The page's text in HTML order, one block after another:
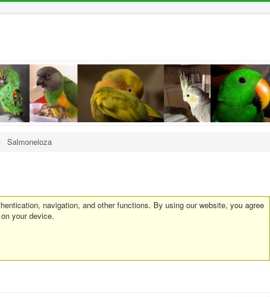
Salmoneloza
navigation, and other functions. By using our website, you agree
your device.